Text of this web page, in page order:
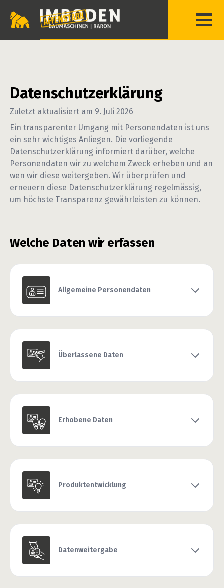
Datenschutzerklärung
Zuletzt aktualisiert am 9. Juli 2026
Ein transparenter Umgang mit Personendaten ist uns
ein sehr wichtiges Anliegen. Die vorliegende
Datenschutzerklärung informiert darüber, welche
Personendaten wir zu welchem Zweck erheben und an
wen wir diese weitergeben. Wir überprüfen und
erneuern diese Datenschutzerklärung regelmässig,
um höchste Transparenz gewährleisten zu können.
Welche Daten wir erfassen
Allgemeine Personendaten
Überlassene Daten
Erhobene Daten
Produktentwicklung
Datenweitergabe